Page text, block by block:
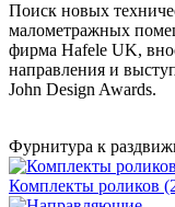
Поиск новых
малометражных
фирма Hafele UK,
направления и
John Design Awards.
Фурнитура к
Комплекты роликов